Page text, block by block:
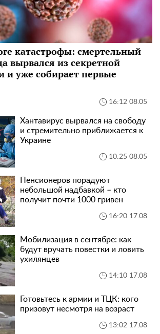
катастрофы: смертельный
вырвался из секретной
и уже собирает первые
16:12 08.05
Хантавирус вырвался на свободу
и стремительно приближается к
Украине
10:25 08.05
Пенсионеров порадуют
небольшой надбавкой – кто
получит почти 1000 гривен
16:20 17.08
Мобилизация в сентябре: как
будут вручать повестки и ловить
ухилянцев
14:10 17.08
Готовьтесь к армии и ТЦК: кого
призовут несмотря на возраст
13:02 17.08